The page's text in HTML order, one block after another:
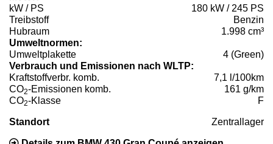
kW / PS
180 kW / 245 PS
Treibstoff
Benzin
Hubraum
1.998 cm³
Umweltnormen:
Umweltplakette
4 (Green)
Verbrauch und Emissionen nach WLTP:
Kraftstoffverbr. komb.
7,1 l/100km
CO2-Emissionen komb.
161 g/km
CO2-Klasse F
Standort Zentrallager